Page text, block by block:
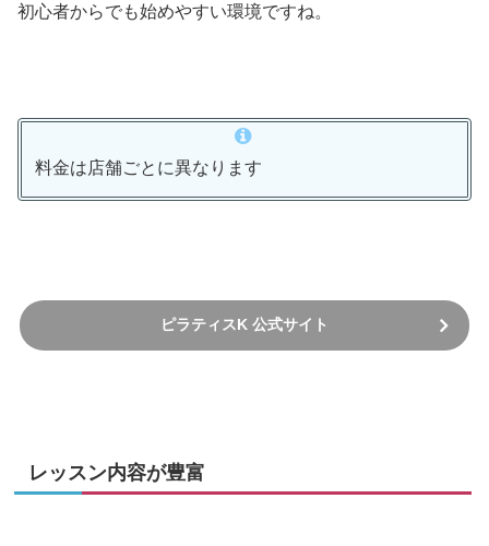
初心者からでも始めやすい環境ですね。
料金は店舗ごとに異なります
ピラティスK 公式サイト
レッスン内容が豊富